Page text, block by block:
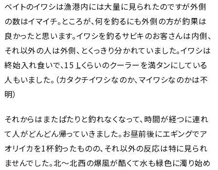
ベイトのイワシは漁港内には大量に見られたのですが外側
の数はイマイチ。ところが、何を釣るにも外側の方が釣果は
良かったと思います。イワシを釣るサビキのお客さんは内側、
それ以外の人は外側、とくっきり分かれていました。イワシは
終始入れ食いで、15 Lくらいのクーラーを満タンにしている
人もいました。（カタクチイワシなのか、マイワシなのかは不
明）
それからはまたぱたりと釣れなくなって、時間が経つに連れ
て人がどんどん帰っていきました。お昼前後にエギングでア
オリイカを1杯釣ったものの、それ以外の反応は特に見られ
ませんでした。北～北西の爆風が酷くて水も緑色に濁り始め